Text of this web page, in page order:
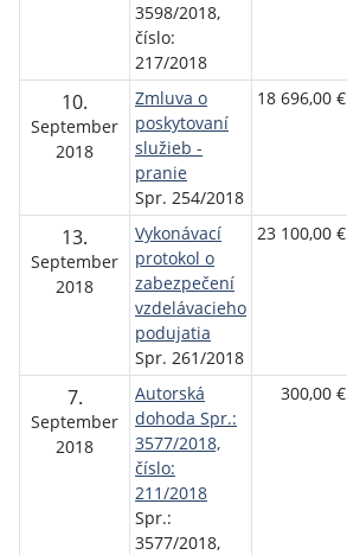
3598/2018,
číslo:
217/2018
10.
September
2018
Zmluva o
poskytovaní
služieb -
pranie
Spr. 254/2018
18 696,00 €
13.
September
2018
Vykonávací
protokol o
zabezpečení
vzdelávacieho
podujatia
Spr. 261/2018
23 100,00 €
7.
September
2018
Autorská
dohoda Spr.:
3577/2018,
číslo:
211/2018
Spr.:
3577/2018,
300,00 €